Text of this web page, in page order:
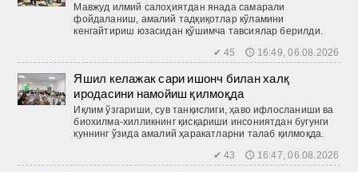
Мавжуд илмий салоҳиятдан янада самарали
фойдаланиш, амалий тадқиқотлар кўламини
кенгайтириш юзасидан қўшимча тавсиялар берилди.
✔ 45 🕔 16:49, 06.08.2026
Яшил келажак сари ишонч билан халқ
иродасини намойиш қилмоқда
Иқлим ўзгариши, сув танқислиги, ҳаво ифлосланиши ва
биохилма-хилликнинг қисқариши инсониятдан бугунги
куннинг ўзида амалий ҳаракатларни талаб қилмоқда.
✔ 43 🕔 16:47, 06.08.2026